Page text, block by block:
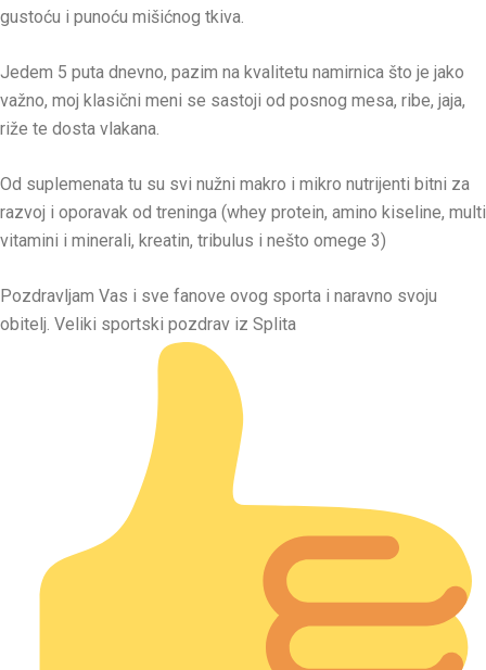
gustoću i punoću mišićnog tkiva.
Jedem 5 puta dnevno, pazim na kvalitetu namirnica što je jako
važno, moj klasični meni se sastoji od posnog mesa, ribe, jaja,
riže te dosta vlakana.
Od suplemenata tu su svi nužni makro i mikro nutrijenti bitni za
razvoj i oporavak od treninga (whey protein, amino kiseline, multi
vitamini i minerali, kreatin, tribulus i nešto omege 3)
Pozdravljam Vas i sve fanove ovog sporta i naravno svoju
obitelj. Veliki sportski pozdrav iz Splita